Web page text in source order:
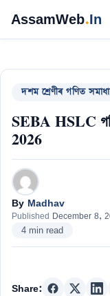
content
AssamWeb.In
দশম শ্ৰেণীৰ গণিত
SEBA HSLC
2026
By Madhav
Published December 8,
4 min read
Share: